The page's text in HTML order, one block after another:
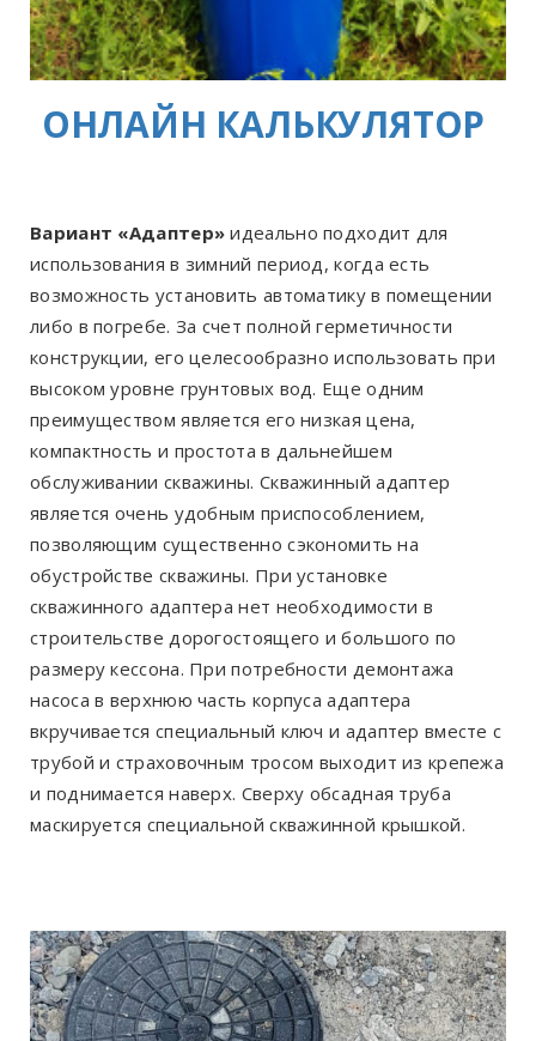
ОНЛАЙН КАЛЬКУЛЯТОР
Вариант «Адаптер» идеально подходит для
использования в зимний период, когда есть
возможность установить автоматику в помещении
либо в погребе. За счет полной герметичности
конструкции, его целесообразно использовать при
высоком уровне грунтовых вод. Еще одним
преимуществом является его низкая цена,
компактность и простота в дальнейшем
обслуживании скважины. Скважинный адаптер
является очень удобным приспособлением,
позволяющим существенно сэкономить на
обустройстве скважины. При установке
скважинного адаптера нет необходимости в
строительстве дорогостоящего и большого по
размеру кессона. При потребности демонтажа
насоса в верхнюю часть корпуса адаптера
вкручивается специальный ключ и адаптер вместе с
трубой и страховочным тросом выходит из крепежа
и поднимается наверх. Сверху обсадная труба
маскируется специальной скважинной крышкой.